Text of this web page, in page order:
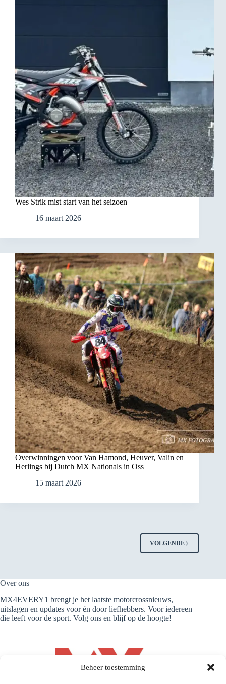
Beheer toestemming
Wes Strik mist start van het seizoen
16 maart 2026
Overwinningen voor Van Hamond, Heuver, Valin en
Herlings bij Dutch MX Nationals in Oss
15 maart 2026
VOLGENDE
Over ons
MX4EVERY1 brengt je het laatste motorcrossnieuws,
uitslagen en updates voor én door liefhebbers. Voor iedereen
die leeft voor de sport. Volg ons en blijf op de hoogte!